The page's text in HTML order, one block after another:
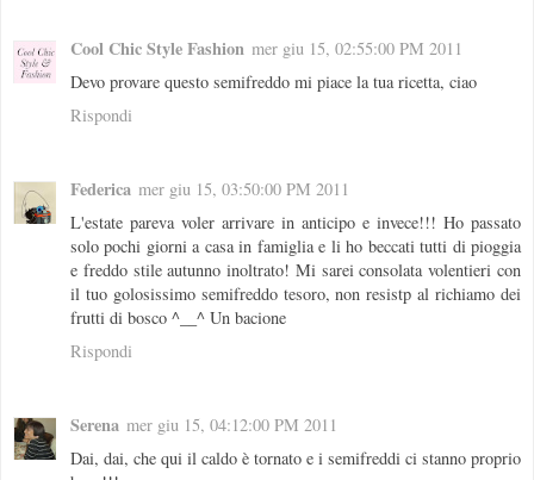
Cool Chic Style Fashion mer giu 15, 02:55:00 PM 2011
Devo provare questo semifreddo mi piace la tua ricetta, ciao
Rispondi
Federica mer giu 15, 03:50:00 PM 2011
L'estate pareva voler arrivare in anticipo e invece!!! Ho passato
solo pochi giorni a casa in famiglia e li ho beccati tutti di pioggia
e freddo stile autunno inoltrato! Mi sarei consolata volentieri con
il tuo golosissimo semifreddo tesoro, non resistp al richiamo dei
frutti di bosco ^__^ Un bacione
Rispondi
Serena mer giu 15, 04:12:00 PM 2011
Dai, dai, che qui il caldo è tornato e i semifreddi ci stanno proprio